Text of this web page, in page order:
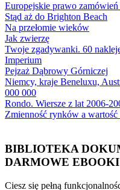
Europejskie prawo
Stąd aż do Brighton Beach
Na przełomie wieków
Jak zwierzę
Twoje zgadywanki. 60
Imperium
Pejzaż Dąbrowy Górniczej
Niemcy, kraje Beneluxu,
000 000
Rondo. Wiersze z lat 2006-
Zmienność rynków a
BIBLIOTEKA
DARMOWE
Ciesz się pełną